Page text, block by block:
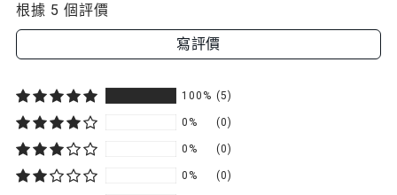
根據 5 個評價
寫評價
100% (5)
0% (0)
0% (0)
0% (0)